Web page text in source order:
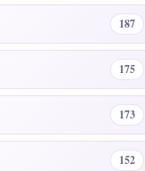
187
175
173
152